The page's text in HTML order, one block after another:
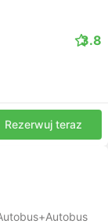
3.8
Rezerwuj teraz